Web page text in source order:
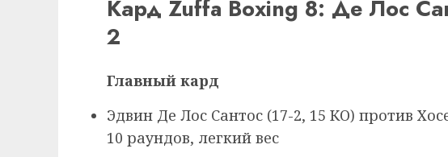
Кард Zuffa Boxing 8: Де Лос
2
Главный кард
Эдвин Де Лос Сантос (17-2, 15 КО) против
10 раундов, легкий вес